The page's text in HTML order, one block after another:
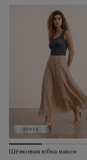
Шёлковая юбка макси